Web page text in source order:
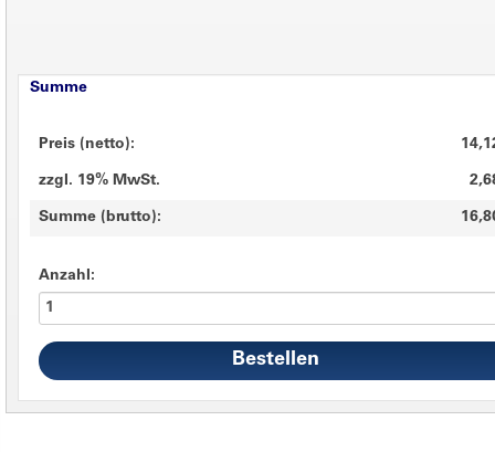
Summe
Preis (netto):
zzgl. 19% MwSt.
Summe (brutto):
Anzahl: